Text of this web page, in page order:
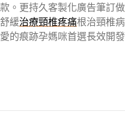
。更持久客製化廣告筆訂做
緩治療頸椎疼痛根治頸椎
的痕跡孕媽咪首選長效開